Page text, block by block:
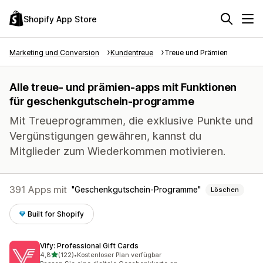
Shopify App Store
Marketing und Conversion Kundentreue Treue und Prämien
Alle treue- und prämien-apps mit Funktionen
für geschenkgutschein-programme
Mit Treueprogrammen, die exklusive Punkte und
Vergünstigungen gewähren, kannst du
Mitglieder zum Wiederkommen motivieren.
391 Apps mit Geschenkgutschein-Programme Löschen
Built for Shopify
Vify: Professional Gift Cards
4,8von 5 Sternen
(122)
122 Rezensionen insgesamt
•Kostenloser Plan verfügbar